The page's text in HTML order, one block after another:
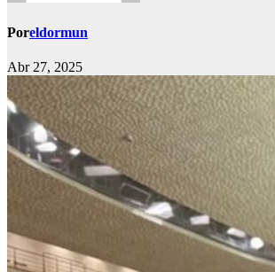
Poreldormun
Abr 27, 2025